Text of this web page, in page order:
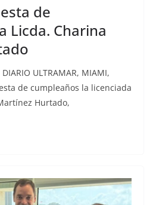
de
Licda. Charina
ULTRAMAR, MIAMI,
de cumpleaños la licenciada
Hurtado,